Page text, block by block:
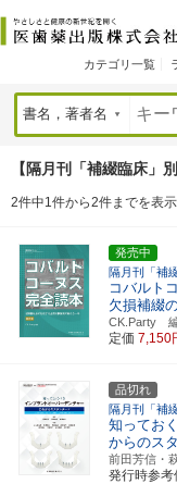
カテゴリ一覧
【隔月刊「補綴臨床」
2件中1件から2件までを表示
発売中
隔月刊「補
コバルト
欠損補綴
CK.Party
定価 7,150
品切れ
隔月刊「補
知ってお
からのス
前田芳信・
発行時参考